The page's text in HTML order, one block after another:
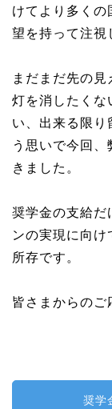
けてより多く
望を持って注視
まだまだ先の
灯を消したくな
い、出来る限
う思いで今回
きました。
奨学金の支給だ
ンの実現に向け
所存です。
皆さまからのご
奨学